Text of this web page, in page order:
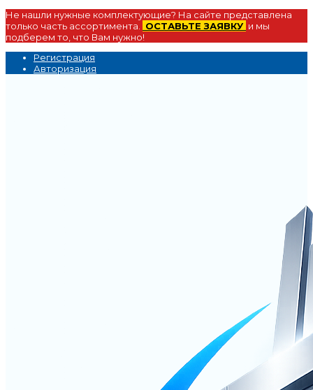
Не нашли нужные комплектующие? На сайте представлена
только часть ассортимента.
ОСТАВЬТЕ ЗАЯВКУ и мы
подберем то, что Вам нужно!
Регистрация
Авторизация